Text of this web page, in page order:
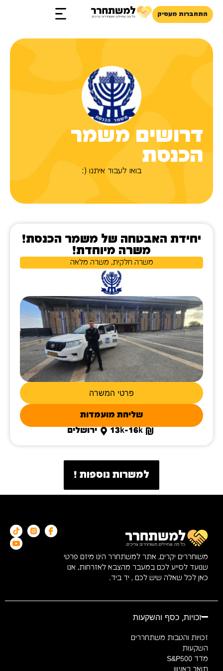
התחברות מעסיק
דרושים משמר
הכנסת
בואו לעבוד איתנו (:
יחידת האבטחה של משמר הכנסת!
משרה מיוחדת!
משרה חלקית, משרה מלאה
פרטי המשרה
שליחת מועמדות
13k-16k
ירושלים
למשרות נוספות !
משוחררים יקרים, אתר למשתחרר הינו מיזם פרטי
שנועד לסייע לכם במעבר מהצבא לאזרחות, אנו
כאן לכל שאלה שיש לכם , יד ביד.
זכויות, כסף והשקעות
זכויות והטבות משתחררים
השקעות
מדד S&P500
תואר ראשון